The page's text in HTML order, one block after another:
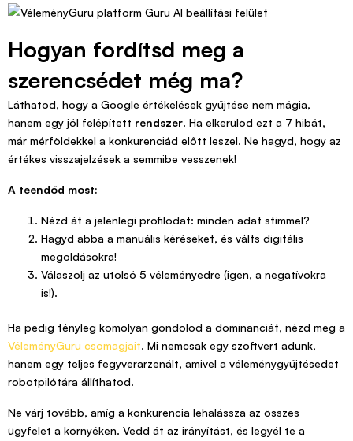
Hogyan fordítsd meg a
szerencsédet még ma?
Láthatod, hogy a Google értékelések gyűjtése nem mágia,
hanem egy jól felépített rendszer. Ha elkerülöd ezt a 7 hibát,
már mérföldekkel a konkurenciád előtt leszel. Ne hagyd, hogy az
értékes visszajelzések a semmibe vesszenek!
A teendőd most:
Nézd át a jelenlegi profilodat: minden adat stimmel?
Hagyd abba a manuális kéréseket, és válts digitális
megoldásokra!
Válaszolj az utolsó 5 véleményedre (igen, a negatívokra
is!).
Ha pedig tényleg komolyan gondolod a dominanciát, nézd meg a
VéleményGuru csomagjait. Mi nemcsak egy szoftvert adunk,
hanem egy teljes fegyverarzenált, amivel a véleménygyűjtésedet
robotpilótára állíthatod.
Ne várj tovább, amíg a konkurencia lehalássza az összes
ügyfelet a környéken. Vedd át az irányítást, és legyél te a